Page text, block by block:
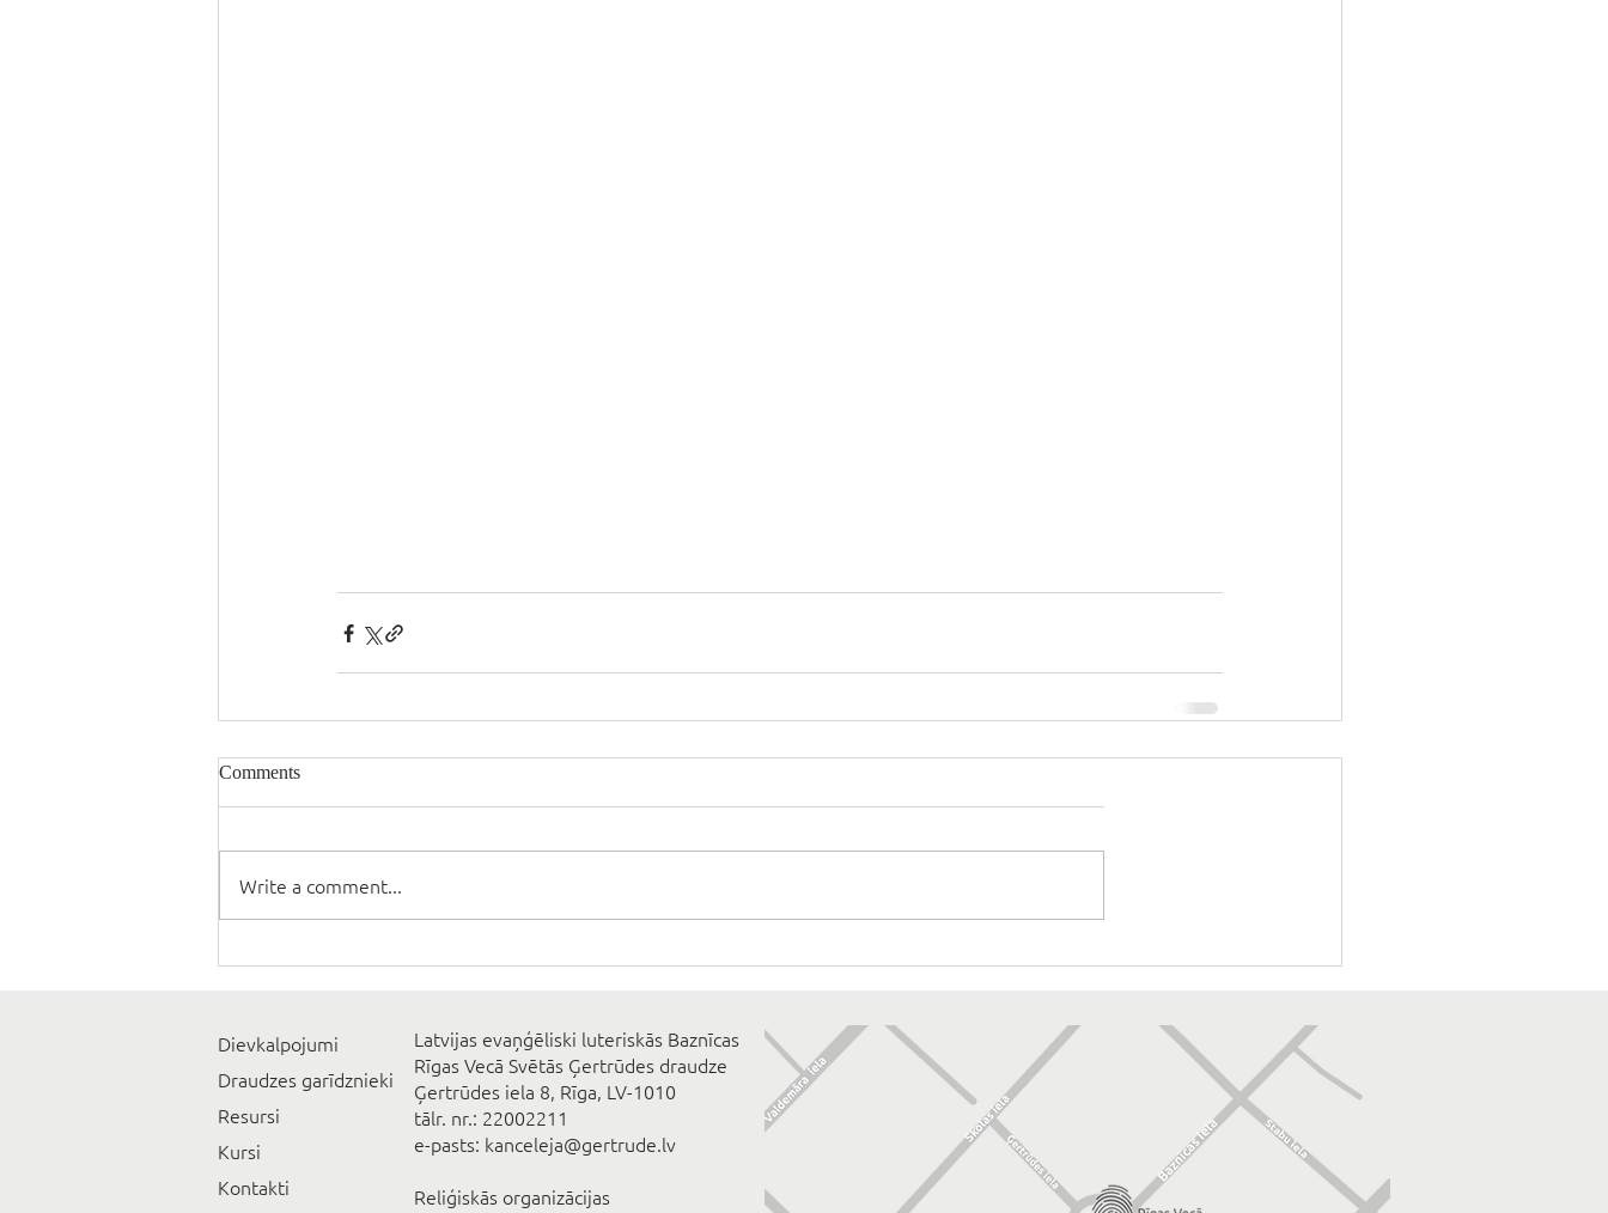
Comments
Write a comment...
Dievkalpojumi
Draudzes garīdznieki
Resursi
Kursi
Kontakti
Latvijas evaņģēliski luteriskās Baznīcas
Rīgas Vecā Svētās Ģertrūdes draudze
Ģertrūdes iela 8, Rīga, LV-1010
tālr. nr.: 22002211
e-pasts: kanceleja@gertrude.lv
Reliģiskās organizācijas